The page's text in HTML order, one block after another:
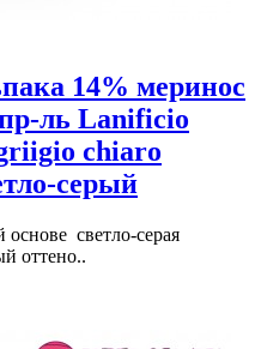
14% меринос
ль Lanificio
chiaro
серый
светло-серая
оттено..